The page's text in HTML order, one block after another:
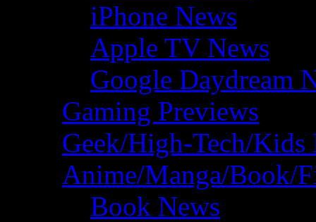
iPhone News
Apple TV News
Google Daydream
Gaming Previews
Geek/High-Tech/Kids
Anime/Manga/Book/
Book News